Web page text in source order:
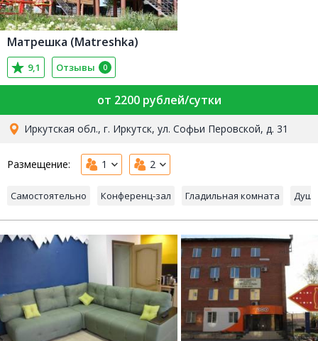
Матрешка (Matreshka)
9,1 Отзывы 0
от 2200 рублей/сутки
Иркутская обл., г. Иркутск, ул. Софьи Перовской, д. 31
Размещение: 1 2
Самостоятельно Конференц-зал Гладильная комната Душ